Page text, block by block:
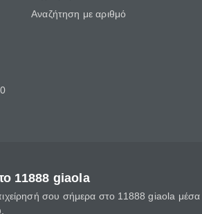
Αναζήτηση με αριθμό
11888 giaola
σου σήμερα στο 11888 giaola μέσα